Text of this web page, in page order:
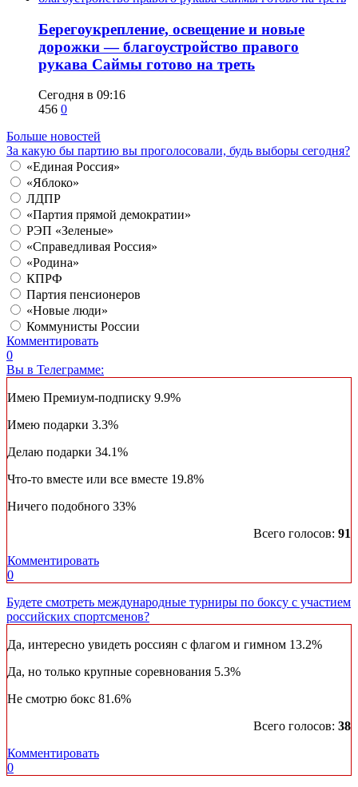
Берегоукрепление, освещение и новые
дорожки — благоустройство правого
рукава Саймы готово на треть
Сегодня в 09:16
456 0
Больше новостей
За какую бы партию вы проголосовали, будь выборы сегодня?
«Единая Россия»
«Яблоко»
ЛДПР
«Партия прямой демократии»
РЭП «Зеленые»
«Справедливая Россия»
«Родина»
КПРФ
Партия пенсионеров
«Новые люди»
Коммунисты России
Комментировать
0
Вы в Телеграмме:
Имею Премиум-подписку 9.9%
Имею подарки 3.3%
Делаю подарки 34.1%
Что-то вместе или все вместе 19.8%
Ничего подобного 33%
Всего голосов: 91
Комментировать
0
Будете смотреть международные турниры по боксу с участием
российских спортсменов?
Да, интересно увидеть россиян с флагом и гимном 13.2%
Да, но только крупные соревнования 5.3%
Не смотрю бокс 81.6%
Всего голосов: 38
Комментировать
0